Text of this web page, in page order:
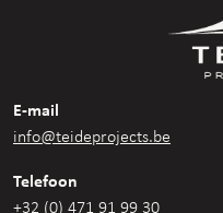
E-mail
info@teideprojects.be
Telefoon
+32 (0) 471 91 99 30